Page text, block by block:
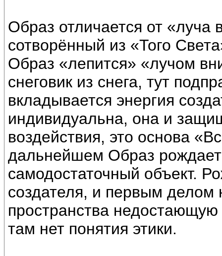
Образ отличается от «луча
сотворённый из «Того
Образ «лепится» «лучом
снеговик из снега, тут
вкладывается энергия
индивидуальна, она и
воздействия, это основа
дальнейшем Образ
самодостаточный объект.
создателя, и первым делом
пространства
там нет понятия этики.